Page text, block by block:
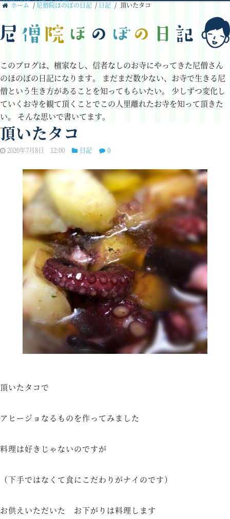
ホーム / 尼僧院ほのぼの日記 / 日記 / 頂いたタコ
このブログは、檀家なし、信者なしのお寺にやってきた尼僧さん
のほのぼの日記になります。 まだまだ数少ない、お寺で生きる尼
僧という生き方があることを知ってもらいたい。
少しずつ変化し
ていくお寺を観て頂くことでこの人里離れたお寺を知って頂きた
い。 そんな思いで書いてます。
頂いたタコ
2020年7月8日 12:00 日記 0
頂いたタコで
アヒージョなるものを作ってみました
料理は好きじゃないのですが
（下手ではなくて食にこだわりがナイのです）
お供えいただいた お下がりは料理します